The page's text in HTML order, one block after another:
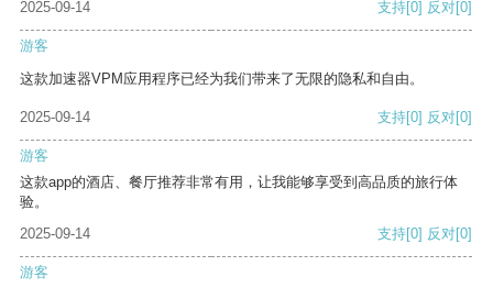
2025-09-14 支持[0] 反对[0]
游客
这款加速器VPM应用程序已经为我们带来了无限的隐私和自由。
2025-09-14 支持[0] 反对[0]
游客
这款app的酒店、餐厅推荐非常有用，让我能够享受到高品质的旅行体
验。
2025-09-14
支持[0] 反对[0]
游客